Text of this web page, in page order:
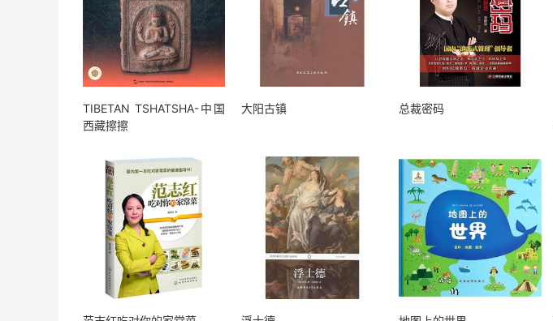
TIBETAN TSHATSHA-中国
西藏擦擦
大阳古镇 总裁密码